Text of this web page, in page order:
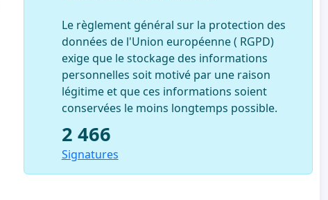
Le règlement général sur la protection des
données de l'Union européenne ( RGPD)
exige que le stockage des informations
personnelles soit motivé par une raison
légitime et que ces informations soient
conservées le moins longtemps possible.
2 466
Signatures